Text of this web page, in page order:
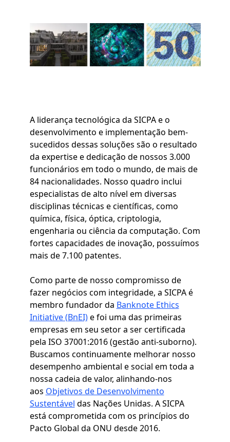
Imagem
A liderança tecnológica da SICPA e o
desenvolvimento e implementação bem-
sucedidos dessas soluções são o resultado
da expertise e dedicação de nossos 3.000
funcionários em todo o mundo, de mais de
84 nacionalidades. Nosso quadro inclui
especialistas de alto nível em diversas
disciplinas técnicas e científicas, como
química, física, óptica, criptologia,
engenharia ou ciência da computação. Com
fortes capacidades de inovação, possuímos
mais de 7.100 patentes.
Como parte de nosso compromisso de
fazer negócios com integridade, a SICPA é
membro fundador da Banknote Ethics
Initiative (BnEI)e foi uma das primeiras
empresas em seu setor a ser certificada
pela ISO 37001:2016 (gestão anti-suborno).
Buscamos continuamente melhorar nosso
desempenho ambiental e social em toda a
nossa cadeia de valor, alinhando-nos
aos Objetivos de Desenvolvimento
Sustentável das Nações Unidas. A SICPA
está comprometida com os princípios do
Pacto Global da ONU desde 2016.